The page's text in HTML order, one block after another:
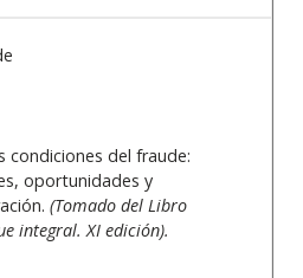
condiciones del fraude:
oportunidades y
(Tomado del Libro
integral. XI edición).